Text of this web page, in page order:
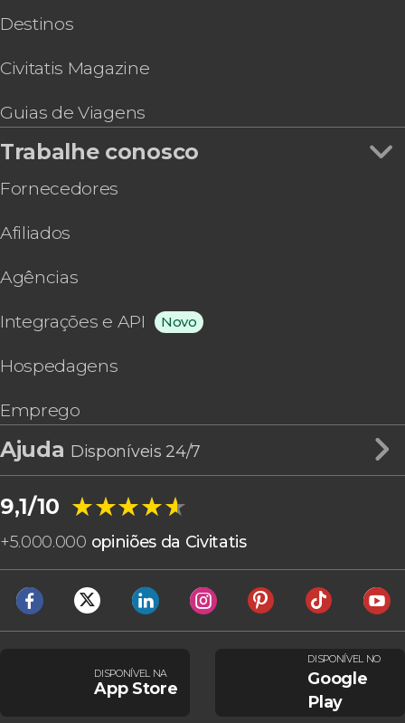
Destinos
Civitatis Magazine
Guias de Viagens
Trabalhe conosco
Fornecedores
Afiliados
Agências
Integrações e API Novo
Hospedagens
Emprego
Ajuda Disponíveis 24/7
9,1/10 ★★★★★
★★★★★
+5.000.000 opiniões da Civitatis
DISPONÍVEL NA
App Store
DISPONÍVEL NO
Google
Play